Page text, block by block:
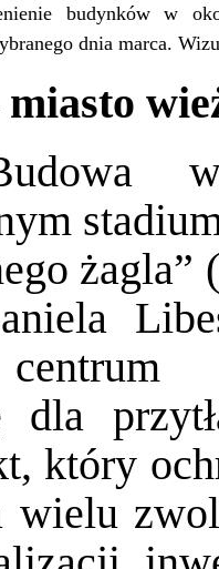
budynków w
dnia marca.
dla
który
wielu